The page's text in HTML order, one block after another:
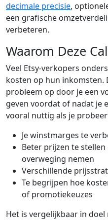
decimale precisie,
een grafische
verbeteren.
Waarom Deze
Veel Etsy-verkopers
kosten op hun inkomsten.
probleem op door je een
geven voordat of nadat je
vooral nuttig als je
Je winstmarges te
Beter prijzen te
overweging nemen
Verschillende
Te begrijpen hoe
of promotiekeuzes
Het is vergelijkbaar in